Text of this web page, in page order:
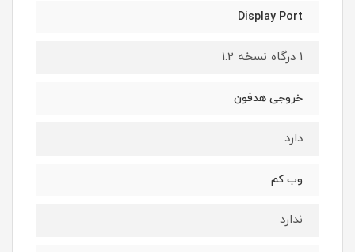
Display Port
1 درگاه نسخه 1.2
خروجی هدفون
دارد
وب کم
ندارد